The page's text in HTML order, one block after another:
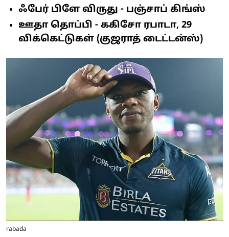
ஃபேர் பிளே விருது - பஞ்சாப் கிங்ஸ்
ஊதா தொப்பி - ககிசோ ரபாடா, 29
விக்கெட்டுகள் (குஜராத் டைட்டன்ஸ்)
rabada